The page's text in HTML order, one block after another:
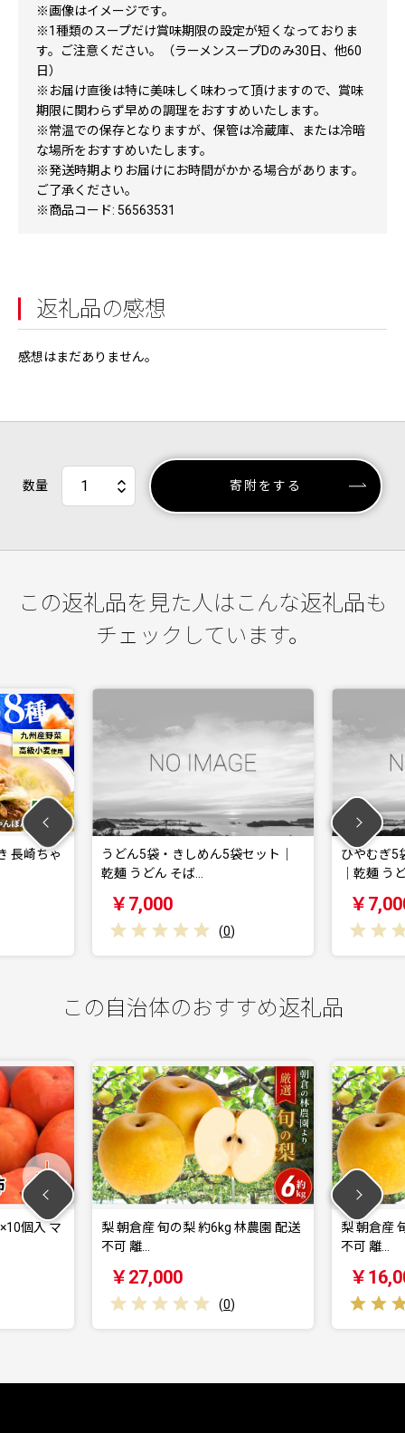
※画像はイメージです。
※1種類のスープだけ賞味期限の設定が短くなっておりま
す。ご注意ください。（ラーメンスープDのみ30日、他60
日）
※お届け直後は特に美味しく味わって頂けますので、賞味
期限に関わらず早めの調理をおすすめいたします。
※常温での保存となりますが、保管は冷蔵庫、または冷暗
な場所をおすすめいたします。
※発送時期よりお届けにお時間がかかる場合があります。
ご了承ください。
※商品コード: 56563531
返礼品の感想
感想はまだありません。
数量 寄附をする
この返礼品を見た人はこんな返礼品も
チェックしています。
うどん5袋・きしめん5袋セット｜
乾麺 うどん そば…
(0)
ひやむぎ5袋・そうめん5
(0)
この自治体のおすすめ返礼品
入 マ
梨 朝倉産 旬の梨 約6kg 林農園 配送
不可 離…
￥27,000
( 0)
梨 朝倉産 旬
不可 離…
￥16,000